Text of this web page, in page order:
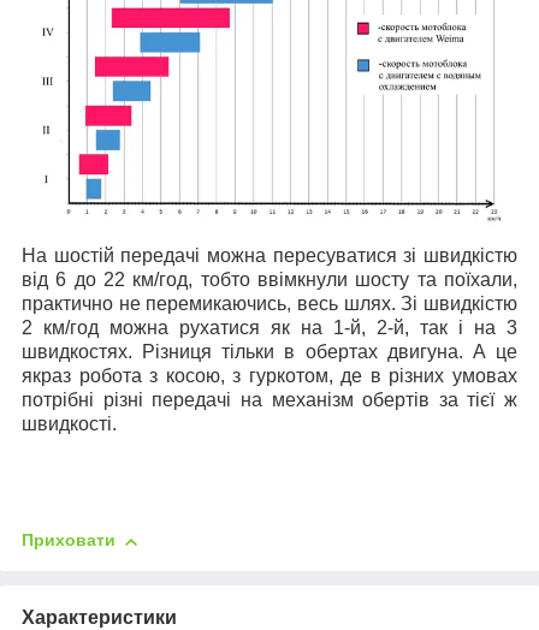
На шостій передачі можна пересуватися зі швидкістю
від 6 до 22 км/год, тобто ввімкнули шосту та поїхали,
практично не перемикаючись, весь шлях. Зі швидкістю
2 км/год можна рухатися як на 1-й, 2-й, так і на 3
швидкостях. Різниця тільки в обертах двигуна. А це
якраз робота з косою, з гуркотом, де в різних умовах
потрібні різні передачі на механізм обертів за тієї ж
швидкості.
Приховати
Характеристики